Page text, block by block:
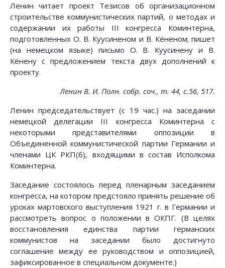
Ленин читает проект Тезисов об организационном
строительстве коммунистических партий, о методах и
содержании их работы III конгресса Коминтерна,
подготовленных О. В. Куусиненом и В. Кёненом; пишет
(на немецком языке) письмо О. В. Куусинену и В.
Кёнену с предложением текста двух дополнений к
проекту.
Ленин В. И. Полн. собр. соч., т. 44, с.56, 517.
Ленин председательствует (с 19 час.) на заседании
немецкой делегации III конгресса Коминтерна с
некоторыми представителями оппозиции в
Объединенной коммунистической партии Германии и
членами ЦК РКП(б), входящими в состав Исполкома
Коминтерна.
Заседание состоялось перед пленарным заседанием
конгресса, на котором предстояло принять решение об
уроках мартовского выступления 1921 г. в Германии и
рассмотреть вопрос о положении в ОКПГ. (В целях
восстановления единства партии германских
коммунистов на заседании было достигнуто
соглашение между ее руководством и оппозицией,
зафиксированное в специальном документе.)